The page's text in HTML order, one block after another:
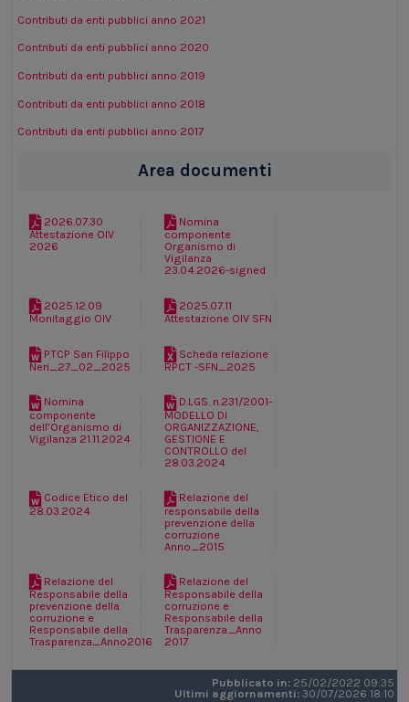
Contributi da enti pubblici anno 2021
Contributi da enti pubblici anno 2020
Contributi da enti pubblici anno 2019
Contributi da enti pubblici anno 2018
Contributi da enti pubblici anno 2017
Area documenti
2026.07.30
Attestazione OIV
2026
Nomina
componente
Organismo di
Vigilanza
23.04.2026-signed
2025.12.09
Monitaggio OIV
2025.07.11
Attestazione OIV SFN
PTCP San Filippo
Neri_27_02_2025
Scheda relazione
RPCT -SFN_2025
Nomina
componente
dell’Organismo di
Vigilanza 21.11.2024
D.LGS. n.231/2001-
MODELLO DI
ORGANIZZAZIONE,
GESTIONE E
CONTROLLO del
28.03.2024
Codice Etico del
28.03.2024
Relazione del
responsabile della
prevenzione della
corruzione
Anno_2015
Relazione del
Responsabile della
prevenzione della
corruzione e
Responsabile della
Trasparenza_Anno2016
Relazione del
Responsabile della
corruzione e
Responsabile della
Trasparenza_Anno
2017
Pubblicato in: 25/02/2022 09:35
Ultimi aggiornamenti: 30/07/2026 18:10